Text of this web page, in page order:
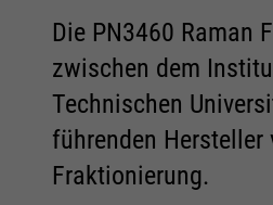
Die PN3460 Raman
zwischen dem
Technischen
führenden
Fraktionierung.